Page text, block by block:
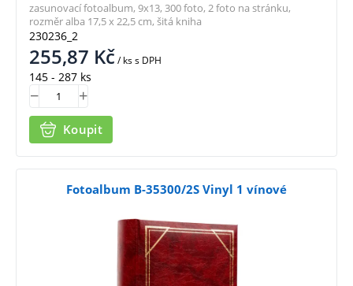
230236_2
255,87 Kč/ kss DPH
145 - 287 ks
Koupit
zasunovací fotoalbum, 9x13, 300 foto, 2 foto na stránku,
rozměr alba 17,5 x 22,5 cm, šitá kniha
Fotoalbum B-35300/2S Vinyl 1 vínové